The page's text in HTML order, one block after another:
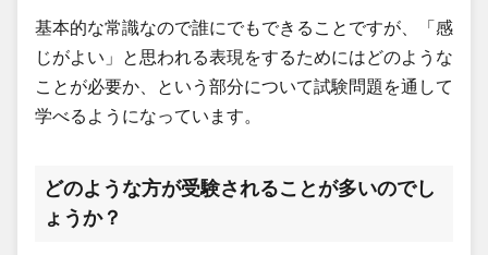
基本的な常識なので誰にでもできることですが、「感
じがよい」と思われる表現をするためにはどのような
ことが必要か、という部分について試験問題を通して
学べるようになっています。
どのような方が受験されることが多いのでし
ょうか？